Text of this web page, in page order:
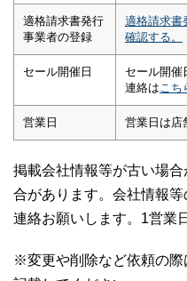
適格請求書発行
事業者の登録
適格請求書
確認する。
セール開催日
セール開
連絡は こち
営業日 営業日は店
掲載会社情報等が古い場
合があります。会社情報
連絡お願いします。1営業
※変更や削除など依頼の